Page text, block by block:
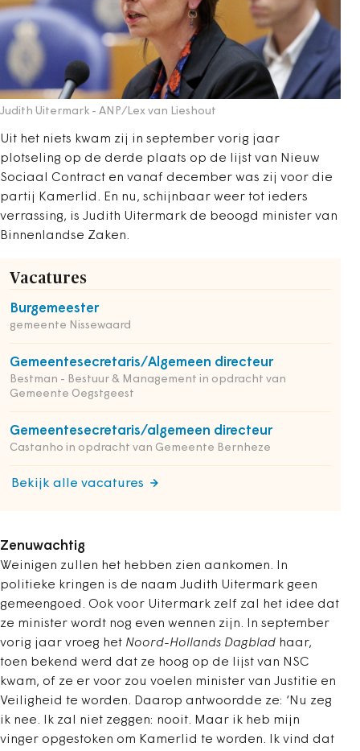
Judith Uitermark - ANP/Lex van Lieshout
Uit het niets kwam zij in september vorig jaar
plotseling op de derde plaats op de lijst van Nieuw
Sociaal Contract en vanaf december was zij voor die
partij Kamerlid. En nu, schijnbaar weer tot ieders
verrassing, is Judith Uitermark de beoogd minister van
Binnenlandse Zaken.
Vacatures
Burgemeester
gemeente Nissewaard
Gemeentesecretaris/Algemeen directeur
Bestman - Bestuur & Management in opdracht van
Gemeente Oegstgeest
Gemeentesecretaris/algemeen directeur
Castanho in opdracht van Gemeente Bernheze
Bekijk alle vacatures
Zenuwachtig
Weinigen zullen het hebben zien aankomen. In
politieke kringen is de naam Judith Uitermark geen
gemeengoed. Ook voor Uitermark zelf zal het idee dat
ze minister wordt nog even wennen zijn. In september
vorig jaar vroeg het Noord-Hollands Dagblad haar,
toen bekend werd dat ze hoog op de lijst van NSC
kwam, of ze er voor zou voelen minister van Justitie en
Veiligheid te worden. Daarop antwoordde ze: ‘Nu zeg
ik nee. Ik zal niet zeggen: nooit. Maar ik heb mijn
vinger opgestoken om Kamerlid te worden. Ik vind dat